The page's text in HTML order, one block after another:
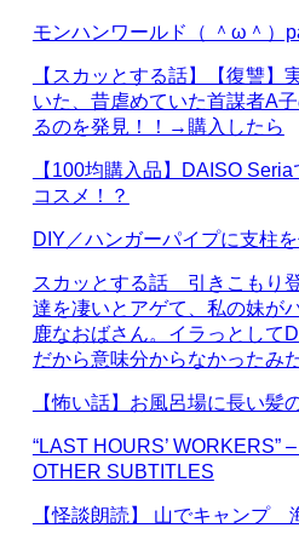
モンハンワールド（ ＾ω＾）
【スカッとする話】【復讐】
いた、昔虐めていた首謀者A
るのを発見！！→購入したら
【100均購入品】DAISO
コスメ！？
DIY／ハンガーパイプに支柱
スカッとする話 引きこもり
達を凄いとアゲて、私の妹が
鹿なおばさん。イラっとして
だから意味分からなかったみ
【怖い話】お風呂場に長い髪
“LAST HOURS’ WORKERS”
OTHER SUBTITLES
【怪談朗読】 山でキャンプ